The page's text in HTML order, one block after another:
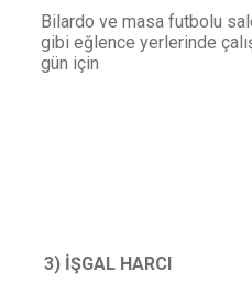
Bilardo ve masa futbolu
gibi eğlence yerlerinde
gün için
3) İŞGAL HARCI